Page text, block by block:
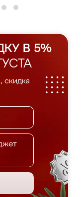
В 5%
скидка